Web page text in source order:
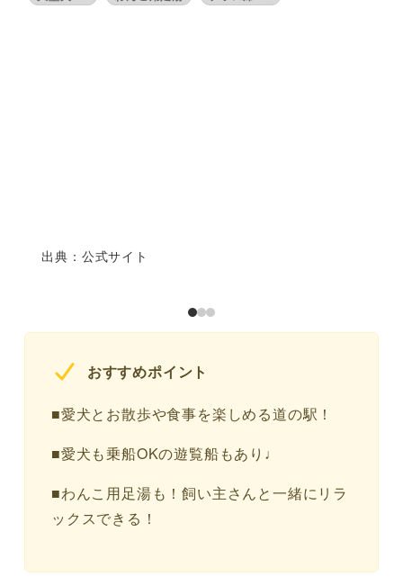
出典：公式サイト
おすすめポイント
■愛犬とお散歩や食事を楽しめる道の駅！
■愛犬も乗船OKの遊覧船もあり♩
■わんこ用足湯も！飼い主さんと一緒にリラ
ックスできる！